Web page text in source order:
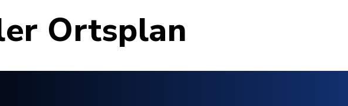
Ortsplan